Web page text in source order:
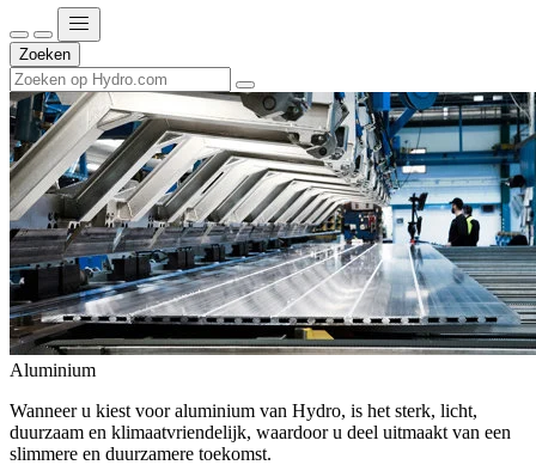
Zoeken
Aluminium
Wanneer u kiest voor aluminium van Hydro, is het sterk, licht,
duurzaam en klimaatvriendelijk, waardoor u deel uitmaakt van een
slimmere en duurzamere toekomst.